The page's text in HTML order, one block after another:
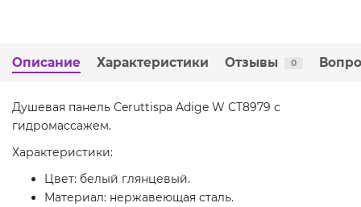
Описание Характеристики Отзывы 0
Душевая панель Ceruttispa Adige W CT8979 с
гидромассажем.
Характеристики:
Цвет: белый глянцевый.
Материал: нержавеющая сталь.